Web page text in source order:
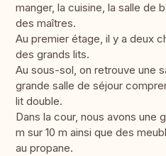
manger, la cuisine, la salle de
des maîtres.
Au premier étage, il y a deux
des grands lits.
Au sous-sol, on retrouve une
grande salle de séjour
lit double.
Dans la cour, nous avons une
m sur 10 m ainsi que des
au propane.